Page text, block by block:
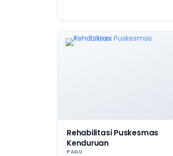
Rehabilitasi Puskesmas
Kenduruan
PAGU